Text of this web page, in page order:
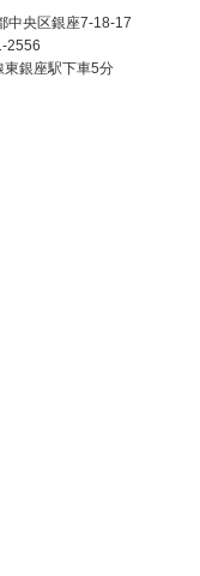
中央区銀座7-18-17
2556
東銀座駅下車5分